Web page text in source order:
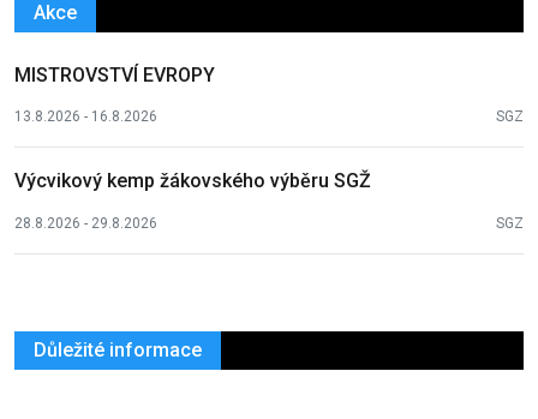
Akce
MISTROVSTVÍ EVROPY
13.8.2026 - 16.8.2026 SGZ
Výcvikový kemp žákovského výběru SGŽ
28.8.2026 - 29.8.2026 SGZ
Důležité informace